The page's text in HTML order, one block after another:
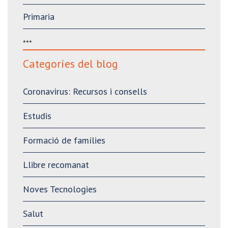
Primaria
***
Categories del blog
Coronavirus: Recursos i consells
Estudis
Formació de famílies
Llibre recomanat
Noves Tecnologies
Salut